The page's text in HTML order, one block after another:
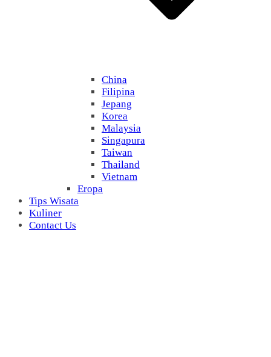
China
Filipina
Jepang
Korea
Malaysia
Singapura
Taiwan
Thailand
Vietnam
Eropa
Tips Wisata
Kuliner
Contact Us